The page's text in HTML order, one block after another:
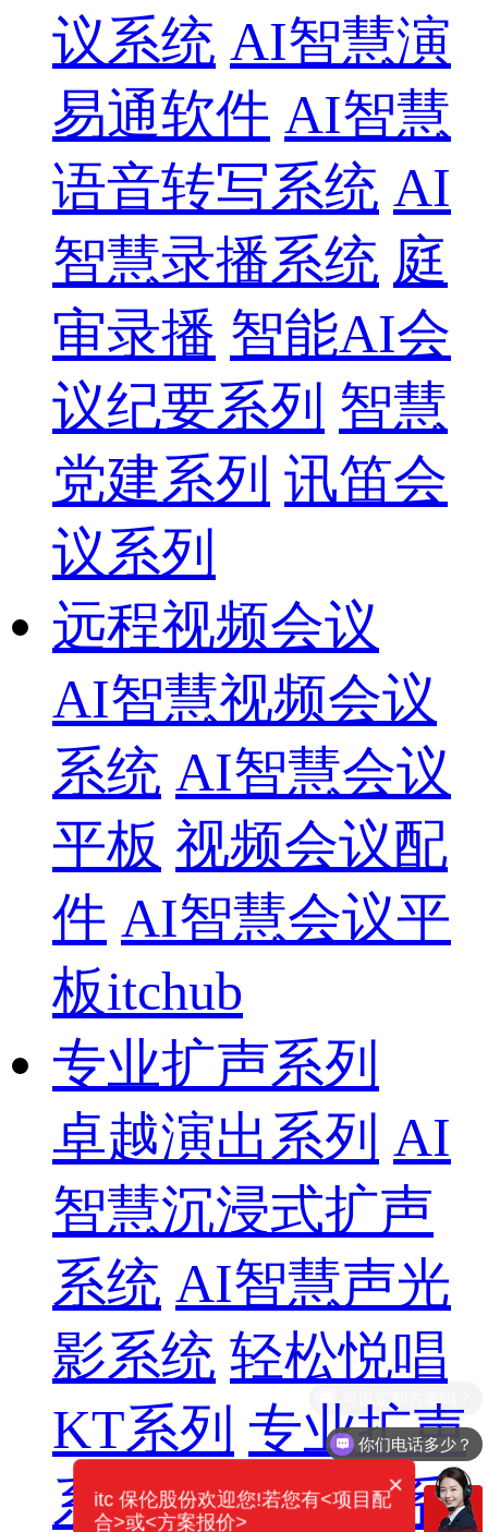
议系统 AI智慧演
易通软件 AI智慧
语音转写系统 AI
智慧录播系统 庭
审录播 智能AI会
议纪要系列 智慧
党建系列 讯笛会
议系列
远程视频会议
AI智慧视频会议
系统 AI智慧会议
平板 视频会议配
件 AI智慧会议平
板itchub
专业扩声系列
卓越演出系列 AI
智慧沉浸式扩声
系统 AI智慧声光
影系统 轻松悦唱
KT系列 专业扩声
系列 专业音箱系
你们电话多少？
×
itc 保伦股份欢迎您!若您有<项目配
合>或<方案报价>